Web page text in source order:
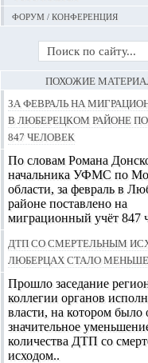
Форум / конференция
ПОХОЖИЕ
За февраль на
в Люберецком районе
847 человек
По словам Романа
начальника УФМС по
области, за февраль в
районе поставлено на
миграционный учёт 847
ДТП со смертельным
Люберцах стало меньше
Прошло заседание
коллегии органов
власти, на котором было
значительное
количества ДТП со
исходом..